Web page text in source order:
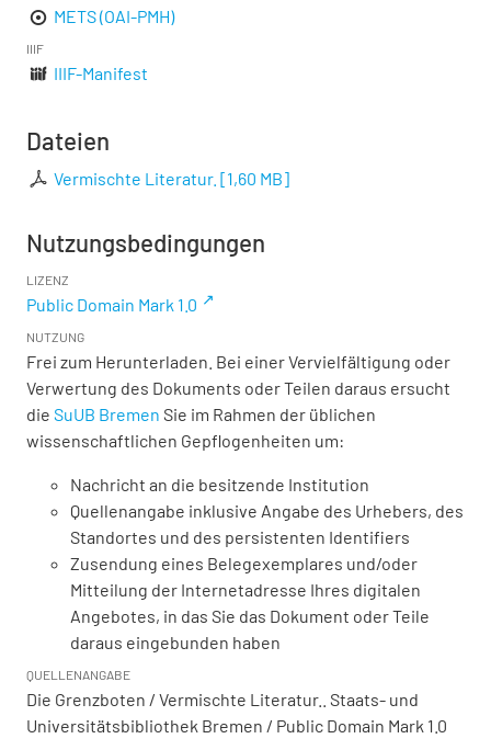
METS (OAI-PMH)
IIIF
IIIF-Manifest
Dateien
Vermischte Literatur. [1,60 MB]
Nutzungsbedingungen
LIZENZ
Public Domain Mark 1.0
NUTZUNG
Frei zum Herunterladen. Bei einer Vervielfältigung oder
Verwertung des Dokuments oder Teilen daraus ersucht
die SuUB Bremen Sie im Rahmen der üblichen
wissenschaftlichen Gepflogenheiten um:
Nachricht an die besitzende Institution
Quellenangabe inklusive Angabe des Urhebers, des
Standortes und des persistenten Identifiers
Zusendung eines Belegexemplares und/oder
Mitteilung der Internetadresse Ihres digitalen
Angebotes, in das Sie das Dokument oder Teile
daraus eingebunden haben
QUELLENANGABE
Die Grenzboten / Vermischte Literatur.. Staats- und
Universitätsbibliothek Bremen / Public Domain Mark 1.0